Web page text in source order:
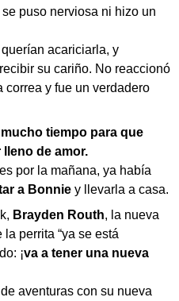
puso nerviosa ni hizo un
acariciarla, y
su cariño. No reaccionó
correa y fue un verdadero
tiempo para que
de amor.
por la mañana, ya había
a Bonnie y llevarla a casa.
Brayden Routh, la nueva
perrita “ya se está
¡va a tener una nueva
aventuras con su nueva